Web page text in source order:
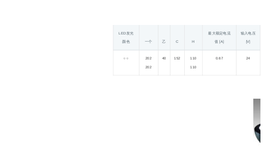
LED发光
颜色 一个 乙 C H
最大额定电流
值 [A]
输入电压
[V]
○ ○ 202
202
40 152 110
110
0.67 24